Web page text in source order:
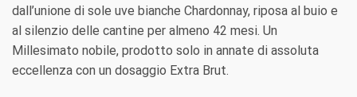
dall’unione di sole uve bianche Chardonnay, riposa al buio e
al silenzio delle cantine per almeno 42 mesi. Un
Millesimato nobile, prodotto solo in annate di assoluta
eccellenza con un dosaggio Extra Brut.